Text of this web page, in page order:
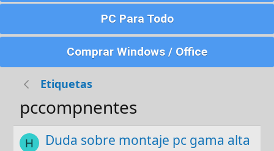
PC Para Todo
Comprar Windows / Office
Etiquetas
pccompnentes
H Duda sobre montaje pc gama alta